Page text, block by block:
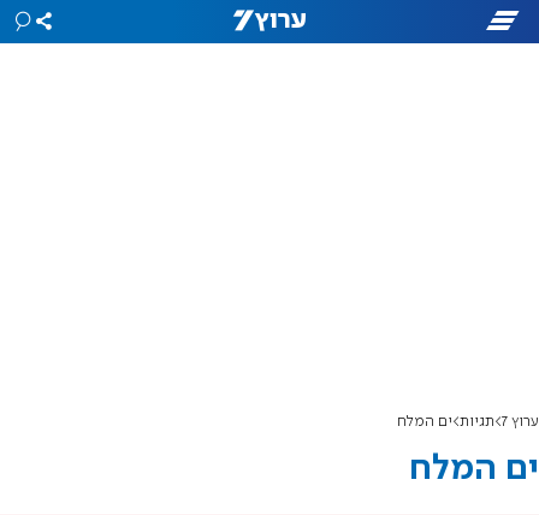
ערוץ 7 תגיות ים המלח
ים המלח